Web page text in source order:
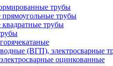
трубы
трубы
трубы
(ВГП), электросварные
оцинкованные